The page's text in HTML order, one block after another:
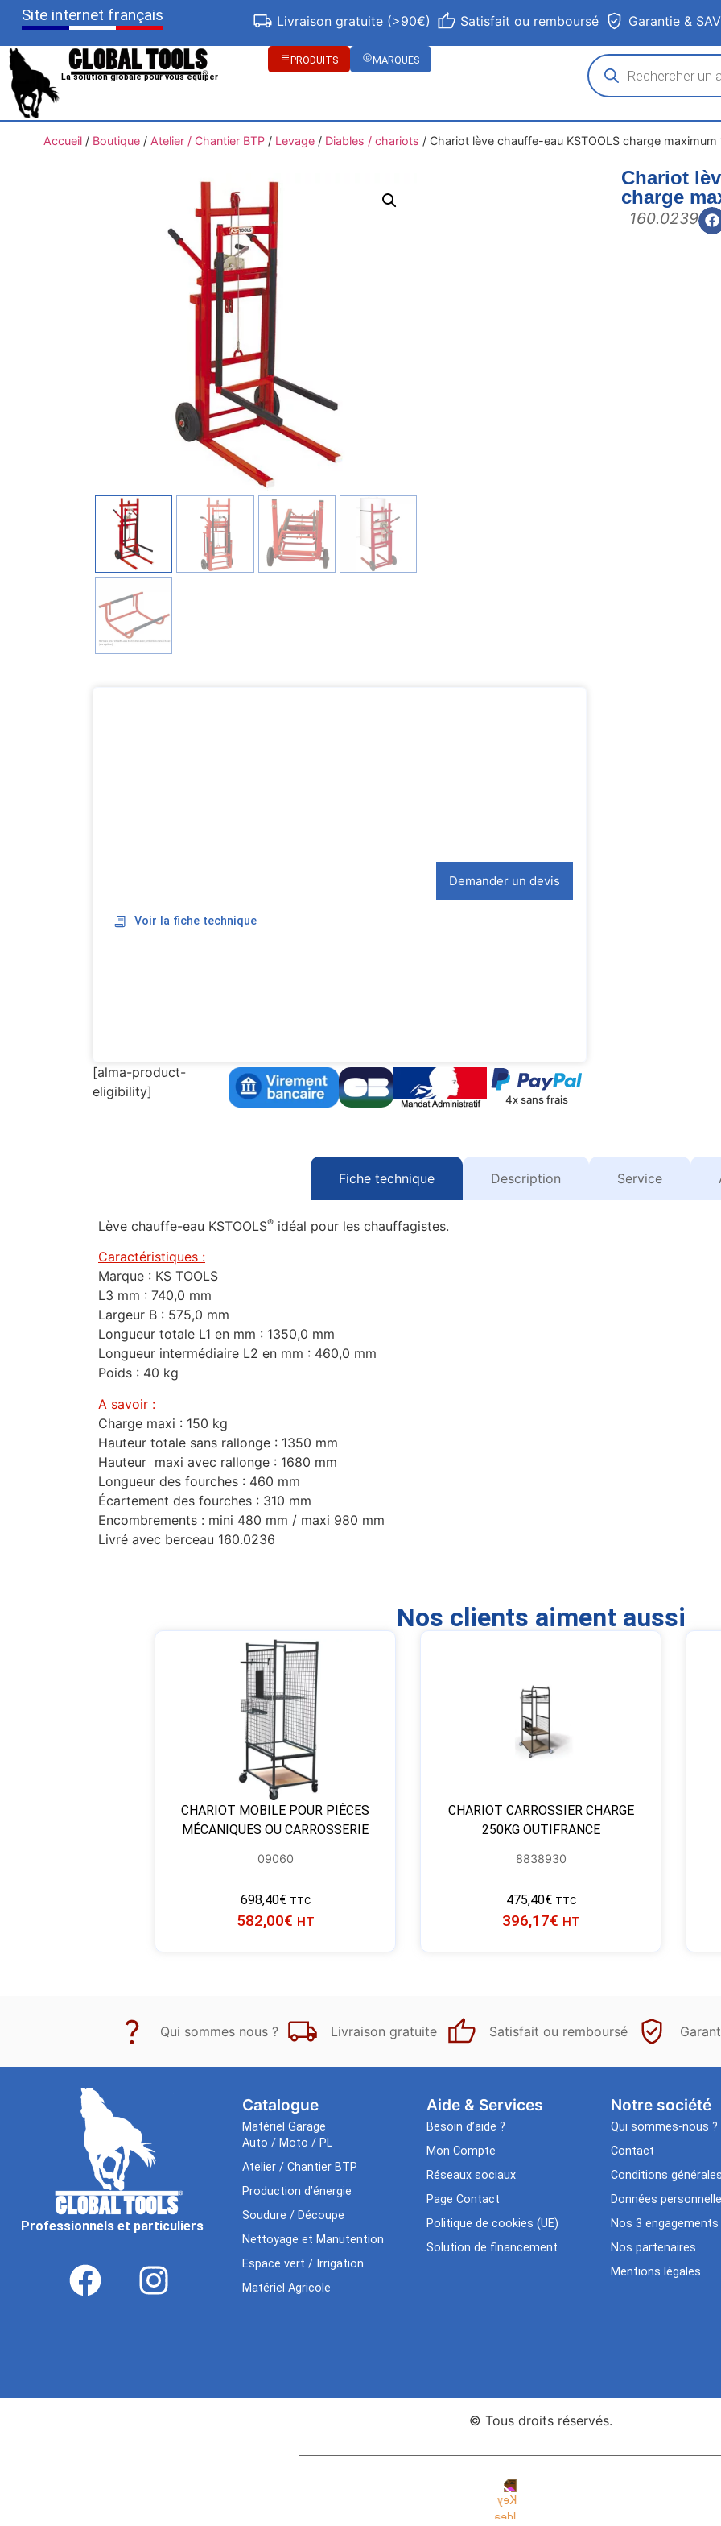
Site internet français Livraison gratuite (>90€) Satisfait ou remboursé Garantie & SAV
La solution globale pour vous équiper
PRODUITS MARQUES
Accueil/ Boutique/ Atelier / Chantier BTP/ Levage/ Diables / chariots / Chariot lève chauffe-eau KSTOOLS charge maximum
Chariot
charge
160.0239
Demander un devis
Voir la fiche technique
[alma-product-
eligibility]
4x sans frais
Fiche technique Description Service
Lève chauffe-eau KSTOOLS® idéal pour les chauffagistes.
Caractéristiques :
Marque : KS TOOLS
L3 mm : 740,0 mm
Largeur B : 575,0 mm
Longueur totale L1 en mm : 1350,0 mm
Longueur intermédiaire L2 en mm : 460,0 mm
Poids : 40 kg
A savoir :
Charge maxi : 150 kg
Hauteur totale sans rallonge : 1350 mm
Hauteur maxi avec rallonge : 1680 mm
Longueur des fourches : 460 mm
Écartement des fourches : 310 mm
Encombrements : mini 480 mm / maxi 980 mm
Livré avec berceau 160.0236
Nos clients aiment aussi
CHARIOT MOBILE POUR PIÈCES
MÉCANIQUES OU CARROSSERIE
09060
698,40€ TTC
582,00€ HT
CHARIOT CARROSSIER CHARGE
250KG OUTIFRANCE
8838930
475,40€ TTC
396,17€ HT
Qui sommes nous ? Livraison gratuite Satisfait ou remboursé
Professionnels et particuliers
Catalogue
Matériel Garage
Auto / Moto / PL
Atelier / Chantier BTP
Production d’énergie
Soudure / Découpe
Nettoyage et Manutention
Espace vert / Irrigation
Matériel Agricole
Aide & Services​
Besoin d’aide ?
Mon Compte
Réseaux sociaux
Page Contact
Politique de cookies (UE)
Solution de financement
Notre société
Qui sommes-nous ?
Contact
Conditions
Données
Nos 3 engagements
Nos partenaires
Mentions légales
© Tous droits réservés.